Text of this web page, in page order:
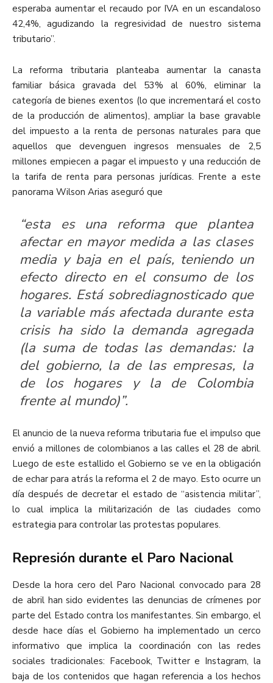
esperaba aumentar el recaudo por IVA en un escandaloso
42,4%, agudizando la regresividad de nuestro sistema
tributario”.
La reforma tributaria planteaba aumentar la canasta
familiar básica gravada del 53% al 60%, eliminar la
categoría de bienes exentos (lo que incrementará el costo
de la producción de alimentos), ampliar la base gravable
del impuesto a la renta de personas naturales para que
aquellos que devenguen ingresos mensuales de 2,5
millones empiecen a pagar el impuesto y una reducción de
la tarifa de renta para personas jurídicas. Frente a este
panorama Wilson Arias aseguró que
“esta es una reforma que plantea
afectar en mayor medida a las clases
media y baja en el país, teniendo un
efecto directo en el consumo de los
hogares. Está sobrediagnosticado que
la variable más afectada durante esta
crisis ha sido la demanda agregada
(la suma de todas las demandas: la
del gobierno, la de las empresas, la
de los hogares y la de Colombia
frente al mundo)”.
El anuncio de la nueva reforma tributaria fue el impulso que
envió a millones de colombianos a las calles el 28 de abril.
Luego de este estallido el Gobierno se ve en la obligación
de echar para atrás la reforma el 2 de mayo. Esto ocurre un
día después de decretar el estado de “asistencia militar”,
lo cual implica la militarización de las ciudades como
estrategia para controlar las protestas populares.
Represión durante el Paro Nacional
Desde la hora cero del Paro Nacional convocado para 28
de abril han sido evidentes las denuncias de crímenes por
parte del Estado contra los manifestantes. Sin embargo, el
desde hace días el Gobierno ha implementado un cerco
informativo que implica la coordinación con las redes
sociales tradicionales: Facebook, Twitter e Instagram, la
baja de los contenidos que hagan referencia a los hechos